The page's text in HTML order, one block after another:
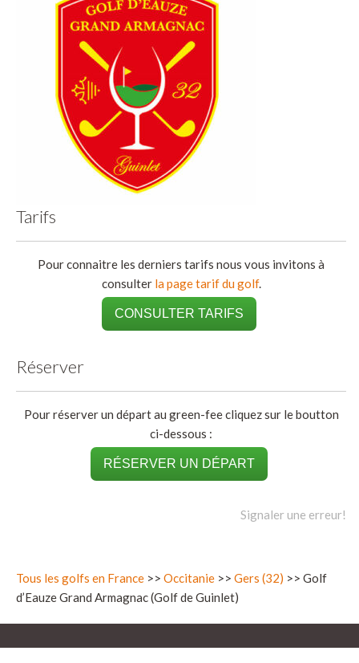
Tarifs
Pour connaitre les derniers tarifs nous vous invitons à
consulter la page tarif du golf.
CONSULTER TARIFS
Réserver
Pour réserver un départ au green-fee cliquez sur le boutton
ci-dessous :
RÉSERVER UN DÉPART
Signaler une erreur!
Tous les golfs en France >> Occitanie >> Gers (32) >> Golf
d’Eauze Grand Armagnac (Golf de Guinlet)